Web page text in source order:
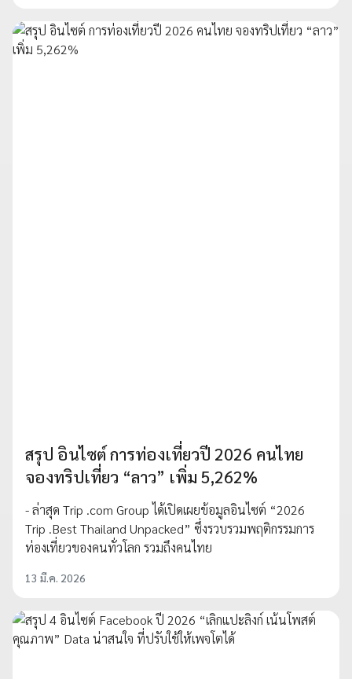
สรุป อินไซต์ การท่องเที่ยวปี 2026 คนไทย
จองทริปเที่ยว “ลาว” เพิ่ม 5,262%
- ล่าสุด Trip .com Group ได้เปิดเผยข้อมูลอินไซต์ “2026
Trip .Best Thailand Unpacked” ซึ่งรวบรวมพฤติกรรมการ
ท่องเที่ยวของคนทั่วโลก รวมถึงคนไทย
13 มี.ค. 2026